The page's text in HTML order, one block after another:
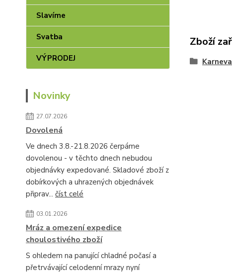
Slavíme
Svatba
VÝPRODEJ
Novinky
27.07.2026
Dovolená
Ve dnech 3.8.-21.8.2026 čerpáme
dovolenou - v těchto dnech nebudou
objednávky expedované. Skladové zboží z
dobírkových a uhrazených objednávek
připrav... číst celé
03.01.2026
Mráz a omezení expedice
choulostivého zboží
S ohledem na panující chladné počasí a
přetrvávající celodenní mrazy nyní
Zboží